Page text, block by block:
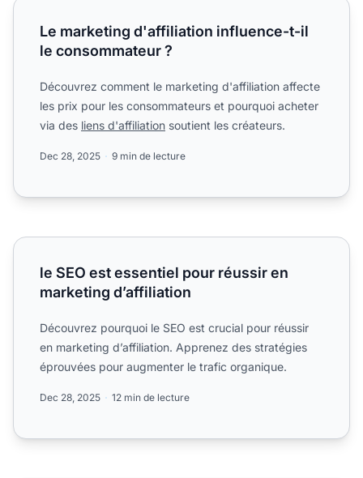
Le marketing d'affiliation influence-t-il le consommateur ?
Le marketing d'affiliation influence-t-il
le consommateur ?
Découvrez comment le marketing d'affiliation affecte
les prix pour les consommateurs et pourquoi acheter
via des liens d'affiliation soutient les créateurs.
Dec 28, 2025 9 min de lecture
le SEO est essentiel pour réussir en marketing d’affiliation
le SEO est essentiel pour réussir en
marketing d’affiliation
Découvrez pourquoi le SEO est crucial pour réussir
en marketing d’affiliation. Apprenez des stratégies
éprouvées pour augmenter le trafic organique.
Dec 28, 2025 12 min de lecture